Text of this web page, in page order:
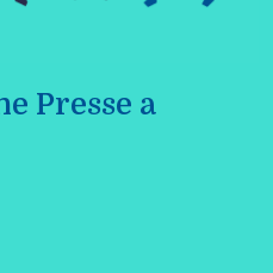
Presse a